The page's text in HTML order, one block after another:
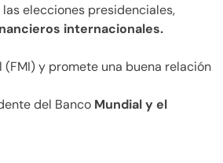
elecciones presidenciales,
internacionales.
y promete una buena relación
del Banco Mundial y el